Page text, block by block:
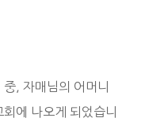
, 자매님의 어머니
에 나오게 되었습니